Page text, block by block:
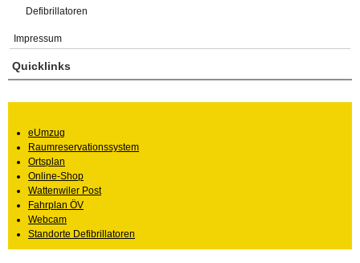
Defibrillatoren
Impressum
Quicklinks
eUmzug
Raumreservationssystem
Ortsplan
Online-Shop
Wattenwiler Post
Fahrplan ÖV
Webcam
Standorte Defibrillatoren